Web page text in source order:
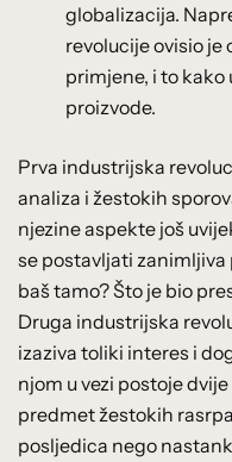
globalizacija.
revolucije ovisio je
primjene, i to kako
proizvode.
Prva industrijska
analiza i žestokih
njezine aspekte još
se postavljati zanimljiva
baš tamo? Što je bio
Druga industrijska
izaziva toliki interes i
njom u vezi postoje
predmet žestokih
posljedica nego